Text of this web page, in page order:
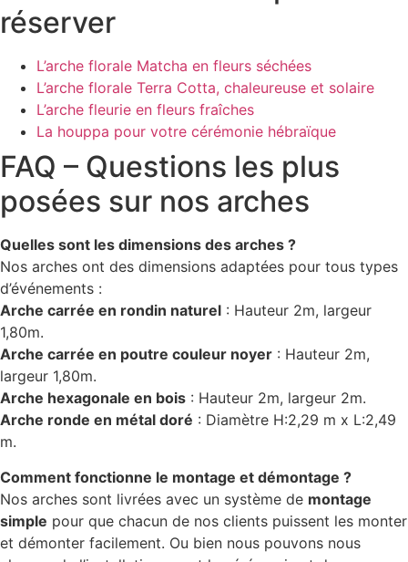
réserver
L’arche florale Matcha en fleurs séchées
L’arche florale Terra Cotta, chaleureuse et solaire
L’arche fleurie en fleurs fraîches
La houppa pour votre cérémonie hébraïque
FAQ – Questions les plus
posées sur nos arches
Quelles sont les dimensions des arches ?
Nos arches ont des dimensions adaptées pour tous types
d’événements :
Arche carrée en rondin naturel : Hauteur 2m, largeur
1,80m.
Arche carrée en poutre couleur noyer : Hauteur 2m,
largeur 1,80m.
Arche hexagonale en bois : Hauteur 2m, largeur 2m.
Arche ronde en métal doré : Diamètre H:2,29 m x L:2,49
m.
Comment fonctionne le montage et démontage ?
Nos arches sont livrées avec un système de montage
simple pour que chacun de nos clients puissent les monter
et démonter facilement. Ou bien nous pouvons nous